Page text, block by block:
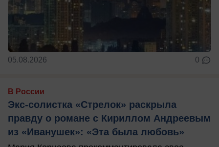
05.08.2026 0
В России
Экс-солистка «Стрелок» раскрыла
правду о романе с Кириллом Андреевым
из «Иванушек»: «Эта была любовь»